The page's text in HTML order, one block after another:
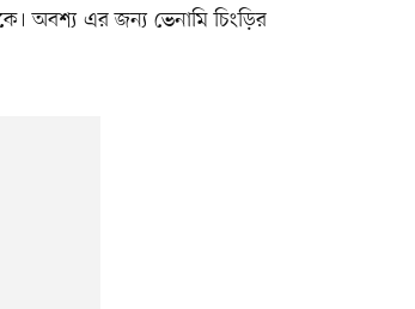
অবশ্য এর জন্য ভেনামি চিংড়ির